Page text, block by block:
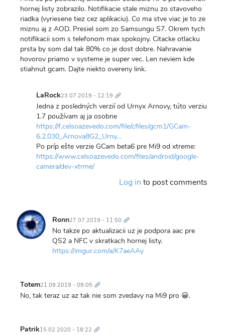
hornej listy zobrazilo. Notifikacie stale miznu zo stavoveho
riadka (vyriesene tiez cez aplikaciu). Co ma stve viac je to ze
miznu aj z AOD. Presiel som zo Samsungu S7. Okrem tych
notifikacii som s telefonom max spokojny. Citacke otlacku
prsta by som dal tak 80% co je dost dobre. Nahravanie
hovorov priamo v systeme je super vec. Len neviem kde
stiahnut gcam. Dajte niekto overeny link.
LaRock23.07.2019 - 12:19 odkaz
In
reply
to
Mne
sa
po
poslednej…
Jedna z posledných verzií od Urnyx Arnovy, túto verziu
1.7 používam aj ja osobne
https://f.celsoazevedo.com/file/cfiles/gcm1/GCam-
6.2.030_Arnova8G2_Urny…
Po príp ešte verzie GCam beta6 pre Mi9 od xtreme:
https://www.celsoazevedo.com/files/android/google-
camera/dev-xtrme/
Log in to post comments
Ronn27.07.2019 - 11:50 odkaz
No takze po aktualizacii uz je podpora aac pre
QS2 a NFC v skratkach hornej listy.
https://imgur.com/a/K7aeAAy
Totem21.09.2019 - 09:05 odkaz
No, tak teraz uz az tak nie som zvedavy na Mi9 pro 😀.
Patrik15.02.2020 - 18:22 odkaz